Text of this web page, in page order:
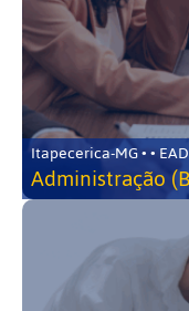
Itapecerica-MG • • EAD
Administração